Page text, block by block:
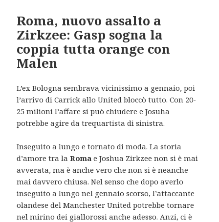
Roma, nuovo assalto a
Zirkzee: Gasp sogna la
coppia tutta orange con
Malen
L’ex Bologna sembrava vicinissimo a gennaio, poi
l’arrivo di Carrick allo United bloccò tutto. Con 20-
25 milioni l’affare si può chiudere e Josuha
potrebbe agire da trequartista di sinistra.
Inseguito a lungo e tornato di moda. La storia
d’amore tra laRomae Joshua Zirkzee non si è mai
avverata, ma è anche vero che non si è neanche
mai davvero chiusa. Nel senso che dopo averlo
inseguito a lungo nel gennaio scorso, l’attaccante
olandese del Manchester United potrebbe tornare
nel mirino dei giallorossi anche adesso. Anzi, ci è